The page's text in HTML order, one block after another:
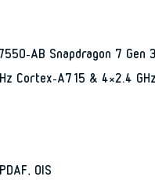
AB Snapdragon 7 Gen
A715 & 4×2.4
OIS